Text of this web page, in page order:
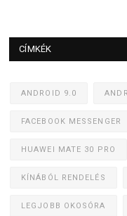
CÍMKÉK
ANDROID 9.0
FACEBOOK MESSENGER
HUAWEI MATE 30 PRO
KÍNÁBÓL RENDELÉS
LEGJOBB OKOSÓRA